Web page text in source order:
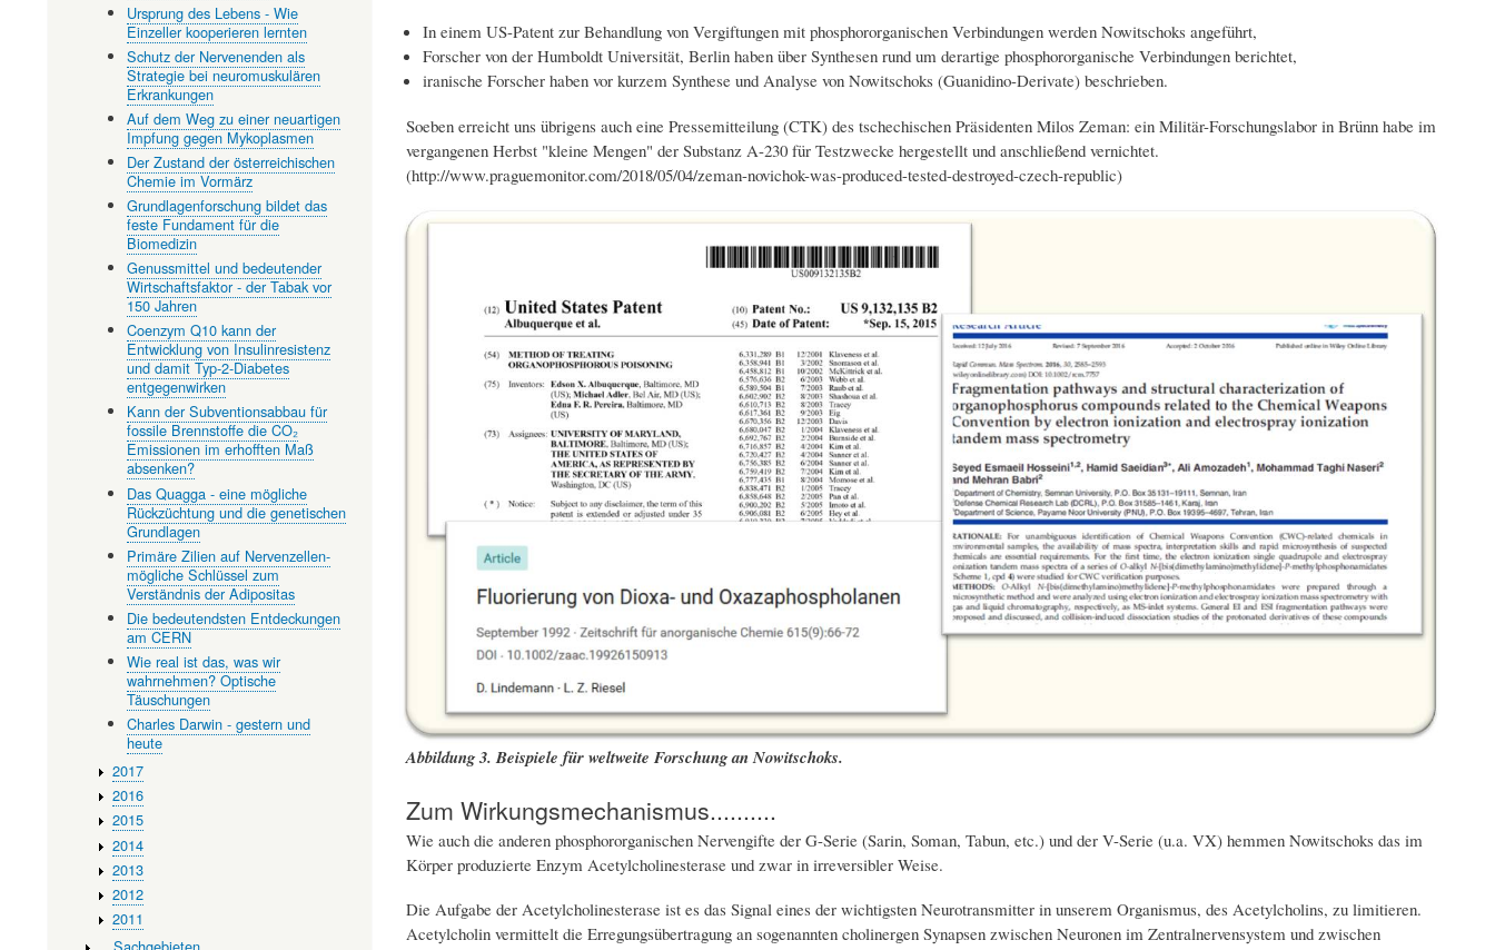
In einem US-Patent zur Behandlung von Vergiftungen mit phosphororganischen Verbindungen werden Nowitschoks angeführt,
Forscher von der Humboldt Universität, Berlin haben über Synthesen rund um derartige phosphororganische Verbindungen berichtet,
iranische Forscher haben vor kurzem Synthese und Analyse von Nowitschoks (Guanidino-Derivate) beschrieben.
Soeben erreicht uns übrigens auch eine Pressemitteilung (CTK) des tschechischen Präsidenten Milos Zeman: ein Militär-Forschungslabor in Brünn habe im
vergangenen Herbst "kleine Mengen" der Substanz A-230 für Testzwecke hergestellt und anschließend vernichtet.
(http://www.praguemonitor.com/2018/05/04/zeman-novichok-was-produced-tested-destroyed-czech-republic)
Abbildung 3. Beispiele für weltweite Forschung an Nowitschoks.
Zum Wirkungsmechanismus..........
Wie auch die anderen phosphororganischen Nervengifte der G-Serie (Sarin, Soman, Tabun, etc.) und der V-Serie (u.a. VX) hemmen Nowitschoks das im
Körper produzierte Enzym Acetylcholinesterase und zwar in irreversibler Weise.
Die Aufgabe der Acetylcholinesterase ist es das Signal eines der wichtigsten Neurotransmitter in unserem Organismus, des Acetylcholins, zu limitieren.
Acetylcholin vermittelt die Erregungsübertragung an sogenannten cholinergen Synapsen zwischen Neuronen im Zentralnervensystem und zwischen
Ursprung des Lebens - Wie
Einzeller kooperieren lernten
Schutz der Nervenenden als
Strategie bei neuromuskulären
Erkrankungen
Auf dem Weg zu einer neuartigen
Impfung gegen Mykoplasmen
Der Zustand der österreichischen
Chemie im Vormärz
Grundlagenforschung bildet das
feste Fundament für die
Biomedizin
Genussmittel und bedeutender
Wirtschaftsfaktor - der Tabak vor
150 Jahren
Coenzym Q10 kann der
Entwicklung von Insulinresistenz
und damit Typ-2-Diabetes
entgegenwirken
Kann der Subventionsabbau für
fossile Brennstoffe die CO₂
Emissionen im erhofften Maß
absenken?
Das Quagga - eine mögliche
Rückzüchtung und die genetischen
Grundlagen
Primäre Zilien auf Nervenzellen-
mögliche Schlüssel zum
Verständnis der Adipositas
Die bedeutendsten Entdeckungen
am CERN
Wie real ist das, was wir
wahrnehmen? Optische
Täuschungen
Charles Darwin - gestern und
heute
2017
2016
2015
2014
2013
2012
2011